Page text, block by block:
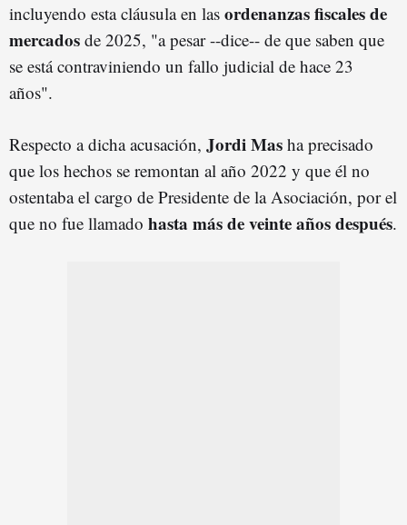
incluyendo esta cláusula en las ordenanzas fiscales de
mercados de 2025, "a pesar --dice-- de que saben que
se está contraviniendo un fallo judicial de hace 23
años".
Respecto a dicha acusación, Jordi Mas ha precisado
que los hechos se remontan al año 2022 y que él no
ostentaba el cargo de Presidente de la Asociación, por el
que no fue llamado hasta más de veinte años después.